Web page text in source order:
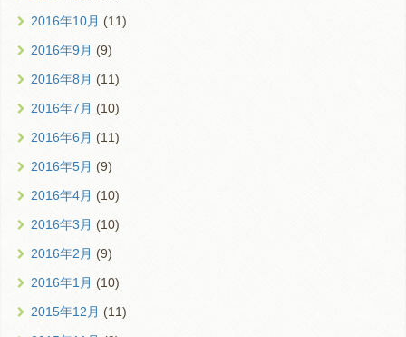
2016年10月 (11)
2016年9月 (9)
2016年8月 (11)
2016年7月 (10)
2016年6月 (11)
2016年5月 (9)
2016年4月 (10)
2016年3月 (10)
2016年2月 (9)
2016年1月 (10)
2015年12月 (11)